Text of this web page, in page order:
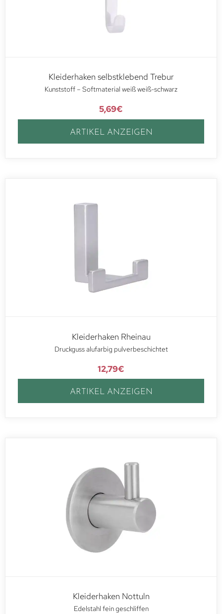
Kleiderhaken selbstklebend Trebur
Kunststoff – Softmaterial weiß weiß-schwarz
5,69€
ARTIKEL ANZEIGEN
Kleiderhaken Rheinau
Druckguss alufarbig pulverbeschichtet
12,79€
ARTIKEL ANZEIGEN
Kleiderhaken Nottuln
Edelstahl fein geschliffen